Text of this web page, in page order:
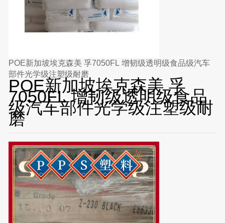
POE新加坡埃克森美 孚7050FL 增韧级透明级食品级汽车
部件光学级注塑级耐磨
POE新加坡埃克森美 孚
7050FL 增韧级透明级食品
级汽车部件光学级注塑级耐
磨